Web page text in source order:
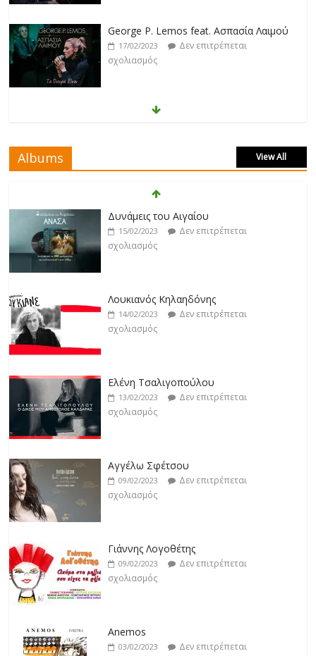
George P. Lemos feat. Ασπασία Λαιμού
17/02/2023
Δεν επιτρέπεται
σχολιασμός
Μάριος Δαρβίρας
17/02/2023
Δεν επιτρέπεται
σχολιασμός
19/02/2023
Δεν επιτρέπεται
σχολιασμός
19/02/2023
Δεν επιτρέπεται
σχολιασμός
Albums View All
Δυνάμεις του Αιγαίου
15/02/2023
Δεν επιτρέπεται
σχολιασμός
Λουκιανός Κηλαηδόνης
14/02/2023
Δεν επιτρέπεται
σχολιασμός
Ελένη Τσαλιγοπούλου
13/02/2023
Δεν επιτρέπεται
σχολιασμός
Αγγέλω Σφέτσου
09/02/2023
Δεν επιτρέπεται
σχολιασμός
Γιάννης Λογοθέτης
09/02/2023
Δεν επιτρέπεται
σχολιασμός
Anemos
03/02/2023
Δεν επιτρέπεται